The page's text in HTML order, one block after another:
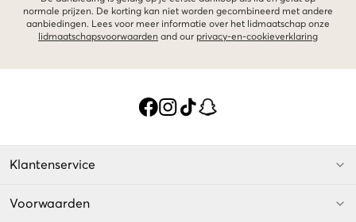
normale prijzen. De korting kan niet worden gecombineerd met andere
aanbiedingen. Lees voor meer informatie over het lidmaatschap onze
lidmaatschapsvoorwaarden and our privacy-en-cookieverklaring
Klantenservice
Voorwaarden